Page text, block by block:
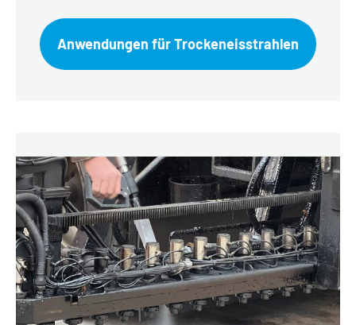
Anwendungen für Trockeneisstrahlen